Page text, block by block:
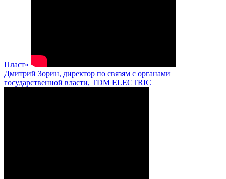
Пласт»
Дмитрий Зорин, директор по связям с органами
государственной власти, TDM ELECTRIC